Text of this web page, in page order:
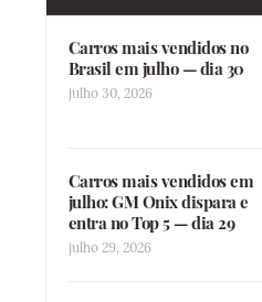
Carros mais vendidos no
Brasil em julho — dia 30
julho 30, 2026
Carros mais vendidos em
julho: GM Onix dispara e
entra no Top 5 — dia 29
julho 29, 2026